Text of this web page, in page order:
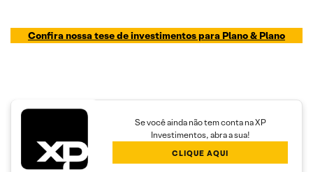
Confira nossa tese de investimentos para Plano & Plano
Se você ainda não tem conta na XP
Investimentos, abra a sua!
CLIQUE AQUI